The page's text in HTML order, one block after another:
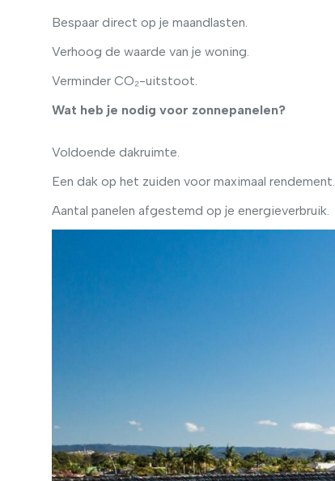
Bespaar direct op je maandlasten.
Verhoog de waarde van je woning.
Verminder CO₂-uitstoot.
Wat heb je nodig voor zonnepanelen?
Voldoende dakruimte.
Een dak op het zuiden voor maximaal rendement.
Aantal panelen afgestemd op je energieverbruik.